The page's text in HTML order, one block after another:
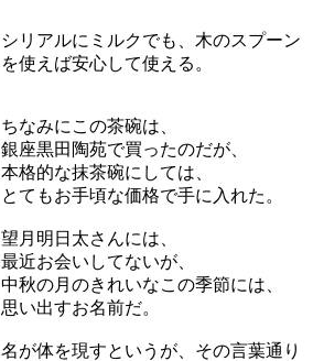
シリアルにミルクでも、木のスプーン
を使えば安心して使える。
ちなみにこの茶碗は、
銀座黒田陶苑で買ったのだが、
本格的な抹茶碗にしては、
とてもお手頃な価格で手に入れた。
望月明日太さんには、
最近お会いしてないが、
中秋の月のきれいなこの季節には、
思い出すお名前だ。
名が体を現すというが、その言葉通り